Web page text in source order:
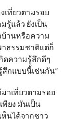
เที่ยวตามรอย
รู้แล้ว ยังเป็น
บ้านหรือความ
ธรรมชาติแต่ก็
ดความรู้สึกดีๆ
สึกแบบนี้เช่นกัน”
าเที่ยวตามรอย
พียง มันเป็น
ห็นได้จากชาว